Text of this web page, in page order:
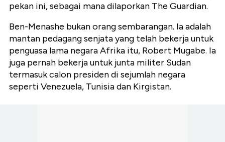
pekan ini, sebagai mana dilaporkan The Guardian.
Ben-Menashe bukan orang sembarangan. Ia adalah
mantan pedagang senjata yang telah bekerja untuk
penguasa lama negara Afrika itu, Robert Mugabe. Ia
juga pernah bekerja untuk junta militer Sudan
termasuk calon presiden di sejumlah negara
seperti Venezuela, Tunisia dan Kirgistan.